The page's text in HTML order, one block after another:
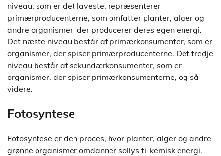
niveau, som er det laveste, repræsenterer
primærproducenterne, som omfatter planter, alger og
andre organismer, der producerer deres egen energi.
Det næste niveau består af primærkonsumenter, som er
organismer, der spiser primærproducenterne. Det tredje
niveau består af sekundærkonsumenter, som er
organismer, der spiser primærkonsumenterne, og så
videre.
Fotosyntese
Fotosyntese er den proces, hvor planter, alger og andre
grønne organismer omdanner sollys til kemisk energi.